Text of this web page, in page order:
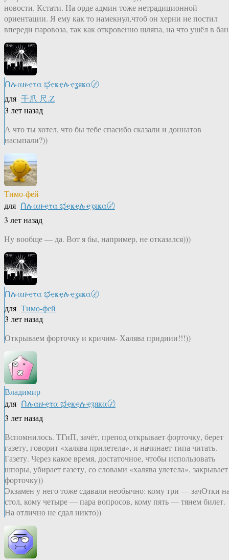
новости. Кстати. На орде админ тоже нетрадиционной
ориентации. Я ему как то намекнул,чтоб он херни не постил
впереди паровоза, так как откровенно шляпа, на что ушёл в
Ոሉαዙҿτα ಭҿҝҿሉҿʓяҝα〄
для 千爪 尺.Z
3 лет назад
А что ты хотел, что бы тебе спасибо сказали и доннатов
насыпали?))
Тимо-фей
для Ոሉαዙҿτα ಭҿҝҿሉҿʓяҝα〄
3 лет назад
Ну вообще — да. Вот я бы, например, не отказался)))
Ոሉαዙҿτα ಭҿҝҿሉҿʓяҝα〄
для Тимо-фей
3 лет назад
Открываем форточку и кричим- Халява придиии!!!))
Владимир
для Ոሉαዙҿτα ಭҿҝҿሉҿʓяҝα〄
3 лет назад
Вспомнилось. ТГиП, зачёт, препод открывает форточку, берет
газету, говорит «халява прилетела», и начинает типа читать.
Газету. Через какое время, достаточное, чтобы использовать
шпоры, убирает газету, со словами «халява улетела», закрывает
форточку))
Экзамен у него тоже сдавали необычно: кому три — зачОтки
стол, кому четыре — пара вопросов, кому пять — тянем билет.
На отлично не сдал никто))